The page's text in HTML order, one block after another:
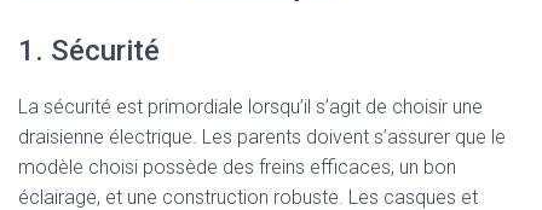
1. Sécurité
La sécurité est primordiale lorsqu’il s’agit de choisir une
draisienne électrique. Les parents doivent s’assurer que le
modèle choisi possède des freins efficaces, un bon
éclairage, et une construction robuste. Les casques et